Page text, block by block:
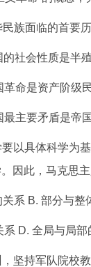
面临的首要历
社会性质是半殖
命是资产阶级
主要矛盾是帝
具体科学为基
因此，马克思主
系 B. 部分与整
D. 全局与局部
持军队院校教